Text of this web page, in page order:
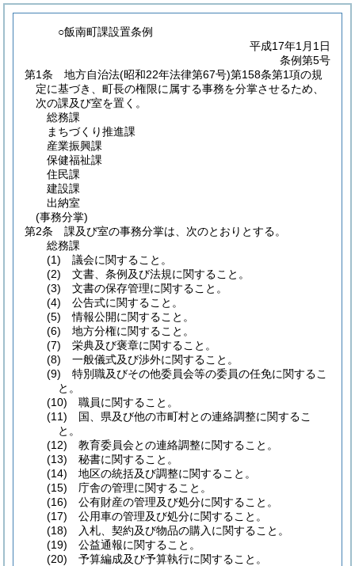
○飯南町課設置条例
平成17年1月1日
条例第5号
第1条
地方自治法(昭和22年法律第67号)第158条第1項の規
定に基づき、町長の権限に属する事務を分掌させるため、
次の課及び室を置く。
総務課
まちづくり推進課
産業振興課
保健福祉課
住民課
建設課
出納室
(事務分掌)
第2条
課及び室の事務分掌は、次のとおりとする。
総務課
(1) 議会に関すること。
(2) 文書、条例及び法規に関すること。
(3) 文書の保存管理に関すること。
(4) 公告式に関すること。
(5) 情報公開に関すること。
(6) 地方分権に関すること。
(7) 栄典及び褒章に関すること。
(8) 一般儀式及び渉外に関すること。
(9) 特別職及びその他委員会等の委員の任免に関するこ
と。
(10) 職員に関すること。
(11) 国、県及び他の市町村との連絡調整に関するこ
と。
(12) 教育委員会との連絡調整に関すること。
(13) 秘書に関すること。
(14) 地区の統括及び調整に関すること。
(15) 庁舎の管理に関すること。
(16) 公有財産の管理及び処分に関すること。
(17) 公用車の管理及び処分に関すること。
(18) 入札、契約及び物品の購入に関すること。
(19) 公益通報に関すること。
(20) 予算編成及び予算執行に関すること。